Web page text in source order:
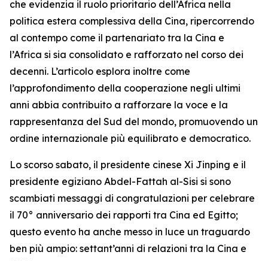
che evidenzia il ruolo prioritario dell’Africa nella
politica estera complessiva della Cina, ripercorrendo
al contempo come il partenariato tra la Cina e
l’Africa si sia consolidato e rafforzato nel corso dei
decenni. L’articolo esplora inoltre come
l’approfondimento della cooperazione negli ultimi
anni abbia contribuito a rafforzare la voce e la
rappresentanza del Sud del mondo, promuovendo un
ordine internazionale più equilibrato e democratico.
Lo scorso sabato, il presidente cinese Xi Jinping e il
presidente egiziano Abdel-Fattah al-Sisi si sono
scambiati messaggi di congratulazioni per celebrare
il 70° anniversario dei rapporti tra Cina ed Egitto;
questo evento ha anche messo in luce un traguardo
ben più ampio: settant’anni di relazioni tra la Cina e